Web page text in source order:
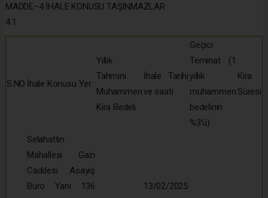
MADDE–4 İHALE KONUSU TAŞINMAZLAR
4.1
S.NO İhale Konusu Yer
Yıllık
Tahmini
Muhammen
Kira Bedeli
İhale Tarihi
ve saati
Geçici
Teminat (1
yıllık
muhammen
bedelinin
%3’ü)
Kira
Süresi
Selahattin
Mahallesi Gazi
Caddesi Asayiş
Büro Yanı 136
13/02/2025